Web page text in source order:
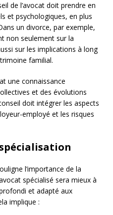
de l’avocat doit prendre en
et psychologiques, en plus
un divorce, par exemple,
non seulement sur la
sur les implications à long
familial.
une connaissance
et des évolutions
doit intégrer les aspects
employé et les risques
l’importance de la
spécialisé sera mieux à
et adapté aux
implique :